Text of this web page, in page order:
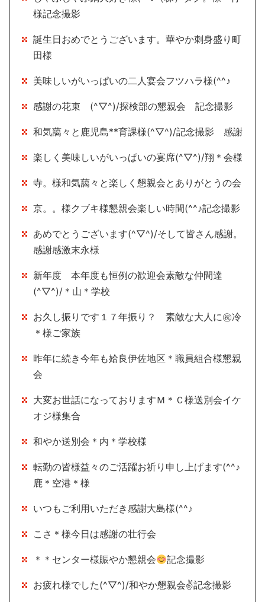
様記念撮影
誕生日おめでとうございます。華やか刺身盛り町
田様
美味しいがいっぱいの二人宴会フツハラ様(^^♪
感謝の花束 (^▽^)/探検部の懇親会 記念撮影
和気藹々と鹿児島**育課様(^▽^)/記念撮影 感謝
楽しく美味しいがいっぱいの宴席(^▽^)/翔＊会様
寺。様和気藹々と楽しく懇親会とありがとうの会
京。。様クブキ様懇親会楽しい時間(^^♪記念撮影
あめでとうございます(^▽^)/そして皆さん感謝。
感謝感激末永様
新年度 本年度も恒例の歓迎会素敵な仲間達
(^▽^)/＊山＊学校
お久し振りです１７年振り？ 素敵な大人に㊗冷
＊様ご家族
昨年に続き今年も姶良伊佐地区＊職員組合様懇親
会
大変お世話になっておりますＭ＊Ｃ様送別会イケ
オジ様集合
和やか送別会＊内＊学校様
転勤の皆様益々のご活躍お祈り申し上げます(^^♪
鹿＊空港＊様
いつもご利用いただき感謝大島様(^^♪
こさ＊様今日は感謝の壮行会
＊＊センター様賑やか懇親会 記念撮影
お疲れ様でした(^▽^)/和やか懇親会✌記念撮影